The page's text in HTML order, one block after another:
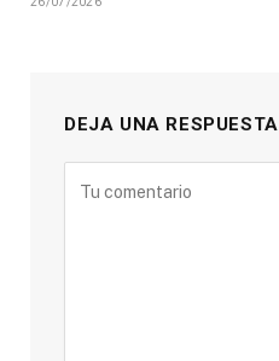
DEJA UNA RESPUESTA